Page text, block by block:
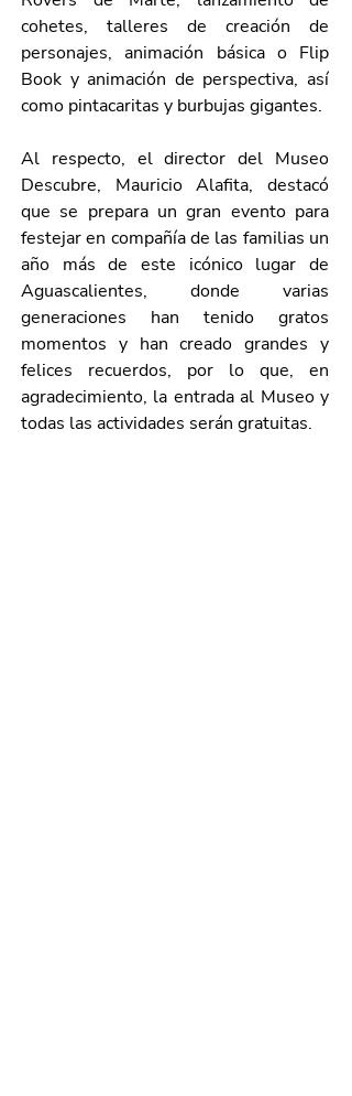
cohetes, talleres de creación de
personajes, animación básica o Flip
Book y animación de perspectiva, así
como pintacaritas y burbujas gigantes.
Al respecto, el director del Museo
Descubre, Mauricio Alafita, destacó
que se prepara un gran evento para
festejar en compañía de las familias un
año más de este icónico lugar de
Aguascalientes, donde varias
generaciones han tenido gratos
momentos y han creado grandes y
felices recuerdos, por lo que, en
agradecimiento, la entrada al Museo y
todas las actividades serán gratuitas.